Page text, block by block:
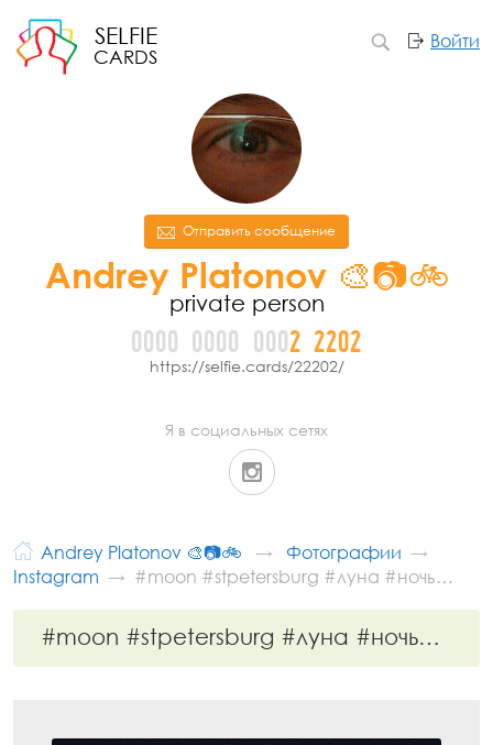
SELFIE
CARDS
Войти
Отправить сообщение
Andrey Platonov 🎨📷🚲
private person
0000 0000 0002 2202
https://selfie.cards/22202/
Я в социальных сетях
Andrey Platonov 🎨📷🚲
Фотографии
Instagram
#moon #stpetersburg #луна #ночь…
#moon #stpetersburg #луна #ночь…